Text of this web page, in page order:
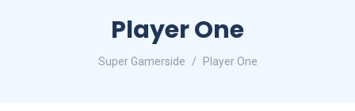
Player One
Super Gamerside Player One